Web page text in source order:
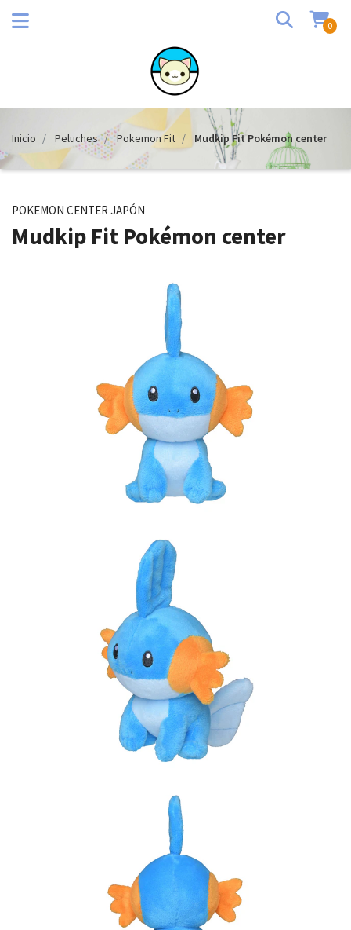
0
Inicio Peluches Pokemon Fit Mudkip Fit Pokémon center
POKEMON CENTER JAPÓN
Mudkip Fit Pokémon center